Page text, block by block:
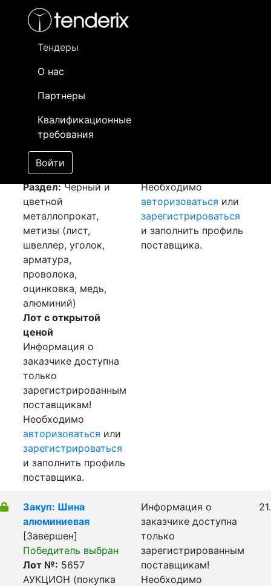
Тендеры
О нас
Партнеры
Квалификационные
требования
Войти
- активный лот
- сохраненный лот (не опубликован)
Закуп: Проволока
[Завершен]
Лот №:
АУКЦИОН (покупка
товара)
Раздел:Черный и
цветной
металлопрокат,
метизы (лист,
швеллер, уголок,
арматура,
проволока,
оцинковка, медь,
алюминий)
Лот с открытой
ценой
Информация о
заказчике доступна
только
зарегистрированным
поставщикам!
Необходимо
авторизоваться или
зарегистрироваться
и заполнить профиль
поставщика.
Необходимо
авторизоваться или
зарегистрироваться
и заполнить профиль
поставщика.
Закуп: Шина
алюминиевая
[Завершен]
Победитель выбран
Лот №: 5657
АУКЦИОН (покупка
Информация о
заказчике доступна
только
зарегистрированным
поставщикам!
Необходимо